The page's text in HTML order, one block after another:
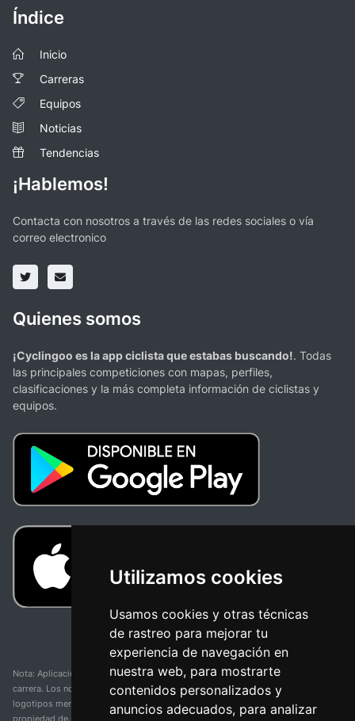
Utilizamos cookies
Usamos cookies y otras técnicas
de rastreo para mejorar tu
experiencia de navegación en
nuestra web, para mostrarte
contenidos personalizados y
anuncios adecuados, para analizar
Índice
Inicio
Carreras
Equipos
Noticias
Tendencias
¡Hablemos!
Contacta con nosotros a través de las redes sociales o vía
correo electronico
Quienes somos
¡Cyclingoo es la app ciclista que estabas buscando!. Todas
las principales competiciones con mapas, perfiles,
clasificaciones y la más completa información de ciclistas y
equipos.
Nota: Aplicación y web no oficial y no relacionada con ninguna organización o
carrera. Los nombres de equipos, competiciones, marcas comerciales y
logotipos mencionados en esta página de resultados de ciclismo son